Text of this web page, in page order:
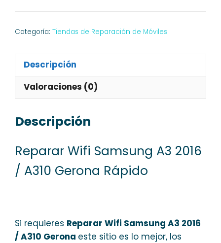
Categoría: Tiendas de Reparación de Móviles
Descripción
Valoraciones (0)
Descripción
Reparar Wifi Samsung A3 2016
/ A310 Gerona Rápido
Si requieres Reparar Wifi Samsung A3 2016
/ A310 Gerona este sitio es lo mejor, los